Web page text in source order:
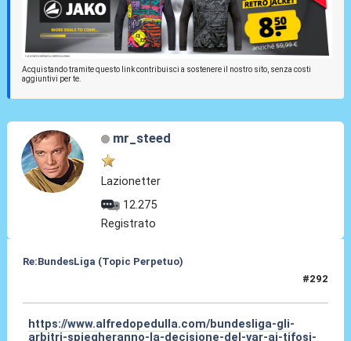
Acquistando tramite questo link contribuisci a sostenere il nostro sito, senza costi
aggiuntivi per te.
mr_steed
Lazionetter
12.275
Registrato
Re:BundesLiga (Topic Perpetuo)
#292
https://www.alfredopedulla.com/bundesliga-gli-
arbitri-spiegheranno-la-decisione-del-var-ai-tifosi-